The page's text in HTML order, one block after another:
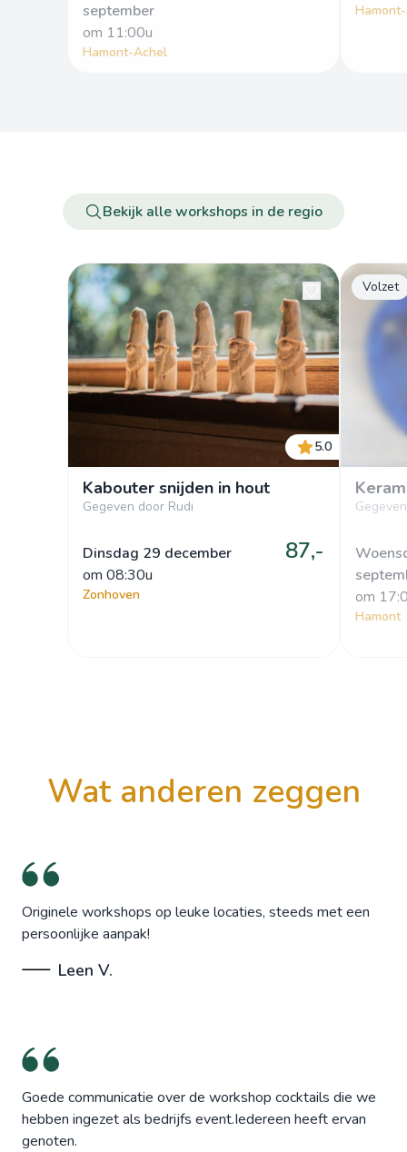
september
om 11:00u
Hamont-Achel
Bekijk alle workshops in de regio
5.0
Kabouter snijden in hout
Gegeven door Rudi
Dinsdag 29 december
om 08:30u
87,-
Zonhoven
Volzet
om
Hamont
wat anderen zeggen
Originele workshops op leuke locaties, steeds met een
persoonlijke aanpak!
Leen V.
Goede communicatie over de workshop cocktails die we
hebben ingezet als bedrijfs event.Iedereen heeft ervan
genoten.